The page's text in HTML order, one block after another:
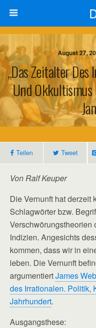
August 27,
„Das Zeitalter
Und Okkultismus
Teilen Tweet
Von Ralf Keuper
Die Vernunft hat derzeit
Schlagwörter bzw.
Verschwörungstheorien
Indizien. Angesichts
kommen, dass wir in
leben. Die Vernunft
argumentiertJames
des Irrationalen. Politik,
Jahrhundert.
Ausgangsthese: